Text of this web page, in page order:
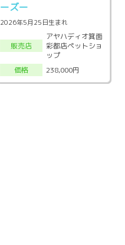
ーズー
2026年5月25日生まれ
販売店
アヤハディオ箕面
彩都店ペットショ
ップ
価格
238,000円